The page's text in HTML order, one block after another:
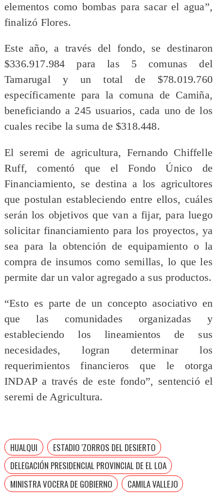
elementos como bombas para sacar el agua”,
finalizó Flores.
Este año, a través del fondo, se destinaron
$336.917.984 para las 5 comunas del
Tamarugal y un total de $78.019.760
específicamente para la comuna de Camiña,
beneficiando a 245 usuarios, cada uno de los
cuales recibe la suma de $318.448.
El seremi de agricultura, Fernando Chiffelle
Ruff, comentó que el Fondo Único de
Financiamiento, se destina a los agricultores
que postulan estableciendo entre ellos, cuáles
serán los objetivos que van a fijar, para luego
solicitar financiamiento para los proyectos, ya
sea para la obtención de equipamiento o la
compra de insumos como semillas, lo que les
permite dar un valor agregado a sus productos.
“Esto es parte de un concepto asociativo en
que las comunidades organizadas y
estableciendo los lineamientos de sus
necesidades, logran determinar los
requerimientos financieros que le otorga
INDAP a través de este fondo”, sentenció el
seremi de Agricultura.
HUALQUI
ESTADIO 'ZORROS DEL DESIERTO
DELEGACIÓN PRESIDENCIAL PROVINCIAL DE EL LOA
MINISTRA VOCERA DE GOBIERNO
CAMILA VALLEJO